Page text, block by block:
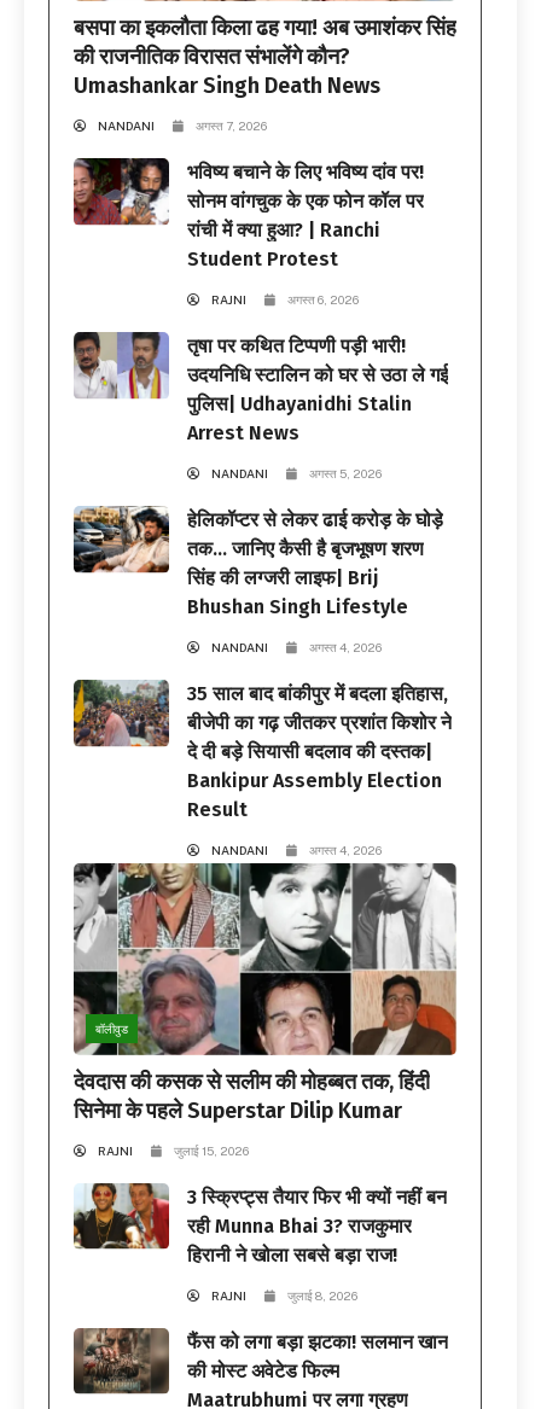
बसपा का इकलौता किला ढह गया! अब उमाशंकर सिंह
की राजनीतिक विरासत संभालेंगे कौन?
Umashankar Singh Death News
NANDANI अगस्त 7, 2026
भविष्य बचाने के लिए भविष्य दांव पर!
सोनम वांगचुक के एक फोन कॉल पर
रांची में क्या हुआ? | Ranchi
Student Protest
RAJNI अगस्त 6, 2026
तृषा पर कथित टिप्पणी पड़ी भारी!
उदयनिधि स्टालिन को घर से उठा ले गई
पुलिस| Udhayanidhi Stalin
Arrest News
NANDANI अगस्त 5, 2026
हेलिकॉप्टर से लेकर ढाई करोड़ के घोड़े
तक… जानिए कैसी है बृजभूषण शरण
सिंह की लग्जरी लाइफ| Brij
Bhushan Singh Lifestyle
NANDANI अगस्त 4, 2026
35 साल बाद बांकीपुर में बदला इतिहास,
बीजेपी का गढ़ जीतकर प्रशांत किशोर ने
दे दी बड़े सियासी बदलाव की दस्तक|
Bankipur Assembly Election
Result
NANDANI अगस्त 4, 2026
बॉलीवुड
देवदास की कसक से सलीम की मोहब्बत तक, हिंदी
सिनेमा के पहले Superstar Dilip Kumar
RAJNI जुलाई 15, 2026
3 स्क्रिप्ट्स तैयार फिर भी क्यों नहीं बन
रही Munna Bhai 3? राजकुमार
हिरानी ने खोला सबसे बड़ा राज!
RAJNI जुलाई 8, 2026
फैंस को लगा बड़ा झटका! सलमान खान
की मोस्ट अवेटेड फिल्म
Maatrubhumi पर लगा ग्रहण